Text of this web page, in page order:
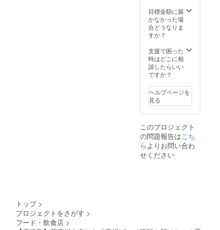
ｇ14個
ほど）
＊税込
みの金
りま
す。 ＊
賞味期
限：製
り2か月
リッと
辛い唐
揚げ
『
：あっ
さり&後
を引く
塩味の
唐揚げ
『のり
塩』：
のり入
り唐揚
げ ＊内
容量：
（約850
ｇ28個
造日よ
の温め
でもお
いしく
＾＾ 2
度揚げ
の前の
段階で
ている
げなお
し”をし
ていた
だくと
より一
層おい
しくお
税込
み・送
料込み
ます。
＊賞味
期限：
製造日
月
『黒
辛』：
黒胡椒
辛い唐
揚げ
『
塩 』
さり&後
を引く
塩味の
唐揚げ
塩』：
風味豊
かな青
のり入
り唐揚
ので”揚
げなお
し”をし
ていた
より一
層おい
しくお
召し上
ただけ
ます♪ 4
種類唐
揚げの
わせ
セット
です。
『赤
辛』：
目標金額に届
かなかった場
合どうなりま
すか？
支援で困った
時はどこに相
談したらいい
ですか？
ヘルプページを
見る
このプロジェクト
の問題報告はこち
ら よりお問い合わ
せください
トップ >
プロジェクトをさがす >
フード・飲食店 >